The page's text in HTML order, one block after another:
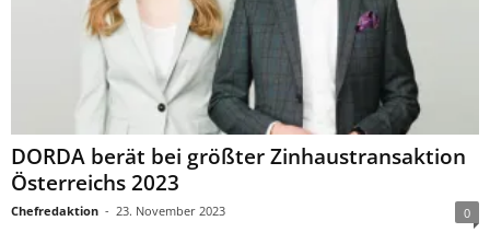
DORDA berät bei größter Zinhaustransaktion
Österreichs 2023
Chefredaktion - 23. November 2023 0